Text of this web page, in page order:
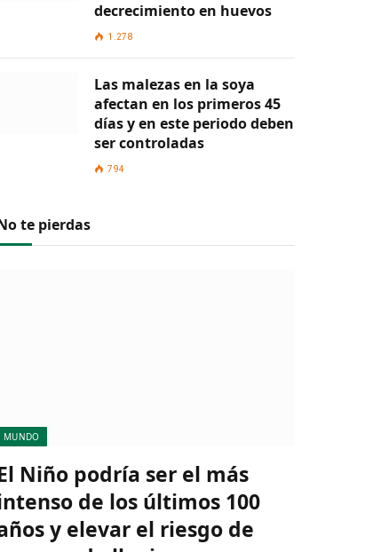
decrecimiento en huevos
1.278
Las malezas en la soya
afectan en los primeros 45
días y en este periodo deben
ser controladas
794
te pierdas
MUNDO
Niño podría ser el más
de los últimos 100
y elevar el riesgo de